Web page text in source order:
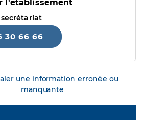
l'établissement
30 66 66
une information erronée ou
manquante